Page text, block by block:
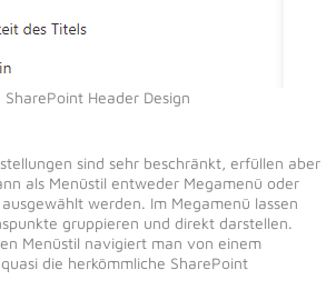
SharePoint Header Design
sind sehr beschränkt, erfüllen aber
als Menüstil entweder Megamenü oder
werden. Im Megamenü lassen
gruppieren und direkt darstellen.
Menüstil navigiert man von einem
die herkömmliche SharePoint